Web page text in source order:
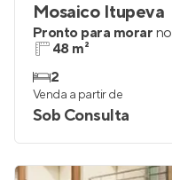
Mosaico Itupeva
Pronto para morar no
48 m²
2
Venda a partir de
Sob Consulta